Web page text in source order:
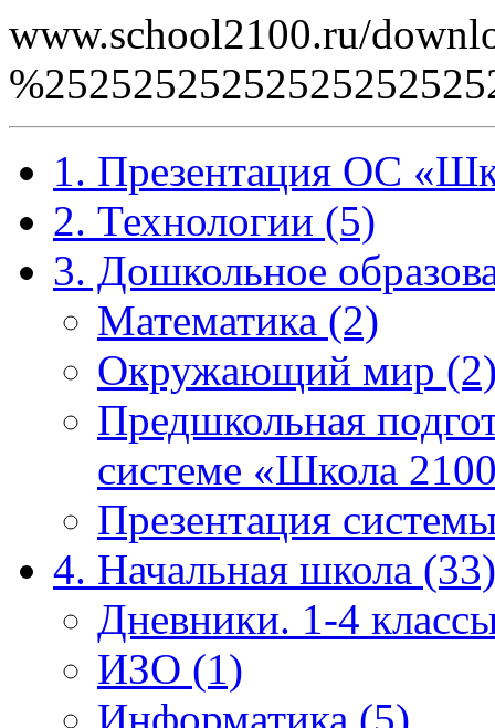
www.school2100.ru/
1. Презентация ОС
2. Технологии (5)
3. Дошкольное
Математика (2)
Окружающий мир
Предшкольная
системе «Школа
Презентация
4. Начальная школа (33)
Дневники. 1-4
ИЗО (1)